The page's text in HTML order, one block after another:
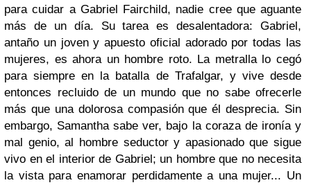
para cuidar a Gabriel Fairchild, nadie cree que aguante
más de un día. Su tarea es desalentadora: Gabriel,
antaño un joven y apuesto oficial adorado por todas las
mujeres, es ahora un hombre roto. La metralla lo cegó
para siempre en la batalla de Trafalgar, y vive desde
entonces recluido de un mundo que no sabe ofrecerle
más que una dolorosa compasión que él desprecia. Sin
embargo, Samantha sabe ver, bajo la coraza de ironía y
mal genio, al hombre seductor y apasionado que sigue
vivo en el interior de Gabriel; un hombre que no necesita
la vista para enamorar perdidamente a una mujer... Un